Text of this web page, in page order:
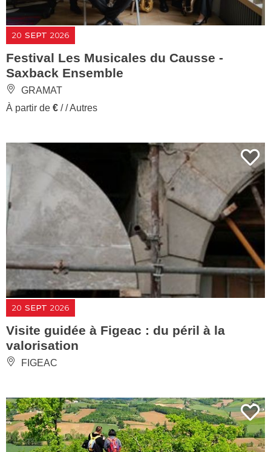
20 SEPT 2026
Festival Les Musicales du Causse -
Saxback Ensemble
GRAMAT
À partir de € / / Autres
20 SEPT 2026
Visite guidée à Figeac : du péril à la
valorisation
FIGEAC